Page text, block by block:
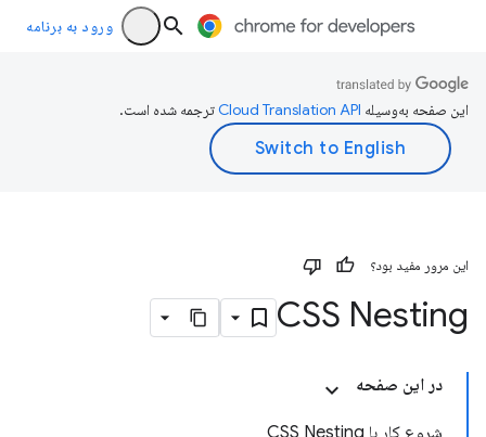
ورود به برنامه
این صفحه به‌وسیله ترجمه شده است.
این مرور مفید بود؟
CSS Nesting
در این صفحه
شروع کار با CSS Nesting